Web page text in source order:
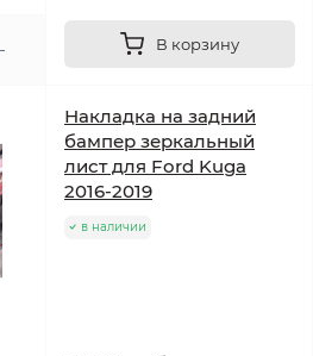
В корзину
Накладка на задний
бампер зеркальный
лист для Ford Kuga
2016-2019
в наличии